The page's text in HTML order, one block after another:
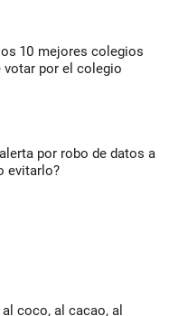
10 mejores colegios
votar por el colegio
por robo de datos a
evitarlo?
coco, al cacao, al